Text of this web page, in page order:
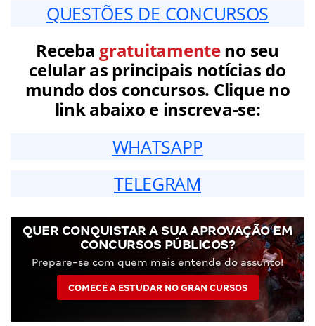
QUESTÕES DE CONCURSOS
Receba gratuitamenteno seu
celular as principais notícias do
mundo dos concursos. Clique no
link abaixo e inscreva-se:
WHATSAPP
TELEGRAM
QUER CONQUISTAR A SUA APROVAÇÃO EM
CONCURSOS PÚBLICOS?
Prepare-se com quem mais entende do assunto!
COMECE A ESTUDAR NO GRAN CURSOS